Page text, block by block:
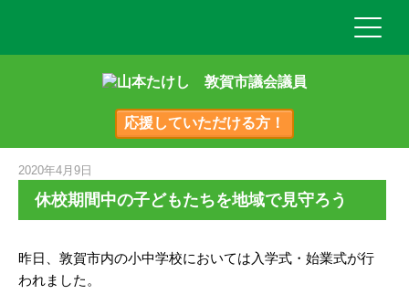
応援していただける方！
2020年4月9日
休校期間中の子どもたちを地域で見守ろう
昨日、敦賀市内の小中学校においては入学式・始業式が行
われました。